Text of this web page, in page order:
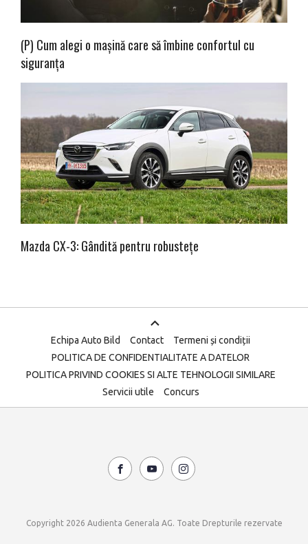
(P) Cum alegi o mașină care să îmbine confortul cu
siguranța
Mazda CX-3: Gândită pentru robustețe
Echipa Auto Bild Contact
Termeni și condiții
POLITICA DE CONFIDENTIALITATE A DATELOR
POLITICA PRIVIND COOKIES SI ALTE TEHNOLOGII SIMILARE
Servicii utile
Concurs
Copyright 2026 Audienta Generala AG. Toate Drepturile rezervate